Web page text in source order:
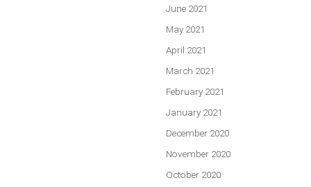
June 2021
May 2021
April 2021
March 2021
February 2021
January 2021
December 2020
November 2020
October 2020